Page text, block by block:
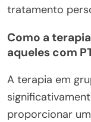
tratamento
Como a
aqueles com
A terapia em
proporcionar